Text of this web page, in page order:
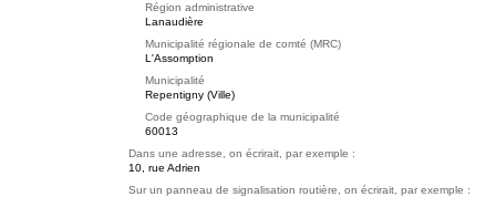
Région administrative
Lanaudière
Municipalité régionale de comté (MRC)
L'Assomption
Municipalité
Repentigny (Ville)
Code géographique de la municipalité
60013
Dans une adresse, on écrirait, par exemple :
10, rue Adrien
Sur un panneau de signalisation routière, on écrirait, par exemple :